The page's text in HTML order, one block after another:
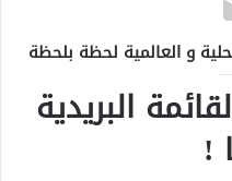
و العالمية لحظة بلحظة
البريدية
!